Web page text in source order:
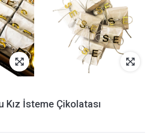
Kız İsteme Çikolatası